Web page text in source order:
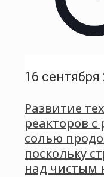
16 сентября
Развитие
реакторов
солью
поскольку
над чистым